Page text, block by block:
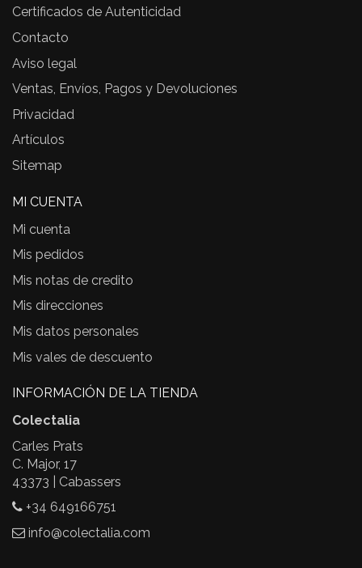
Certificados de Autenticidad
Contacto
Aviso legal
Ventas, Envíos, Pagos y Devoluciones
Privacidad
Artículos
Sitemap
MI CUENTA
Mi cuenta
Mis pedidos
Mis notas de credito
Mis direcciones
Mis datos personales
Mis vales de descuento
INFORMACIÓN DE LA TIENDA
Colectalia
Carles Prats
C. Major, 17
43373 | Cabassers
+34 649166751
info@colectalia.com